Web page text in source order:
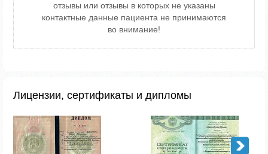
отзывы или отзывы в которых не указаны
контактные данные пациента не принимаются
во внимание!
Лицензии, сертификаты и дипломы